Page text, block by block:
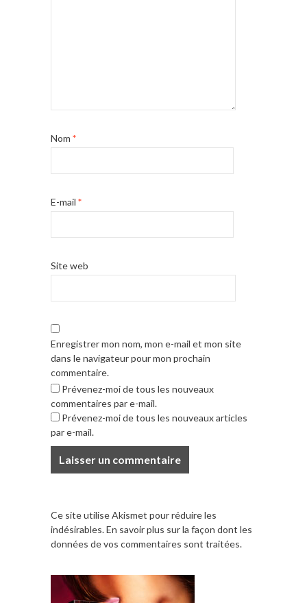
Nom *
E-mail *
Site web
Enregistrer mon nom, mon e-mail et mon site
dans le navigateur pour mon prochain
commentaire.
Prévenez-moi de tous les nouveaux
commentaires par e-mail.
Prévenez-moi de tous les nouveaux articles
par e-mail.
Ce site utilise Akismet pour réduire les
indésirables.En savoir plus sur la façon dont les
données de vos commentaires sont traitées.